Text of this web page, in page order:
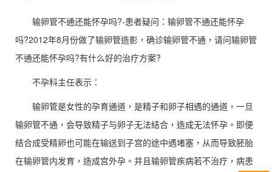
输卵管不通还能怀孕吗?-患者疑问：输卵管不通还能怀孕
吗?2012年8月份做了输卵管造影，确诊输卵管不通，请问输卵管
不通还能怀孕吗?有什么好的治疗方案?
不孕科主任表示：
输卵管是女性的孕育通道，是精子和卵子相遇的通道，一旦
输卵管不通，会导致精子与卵子无法结合，造成无法怀孕。即便
结合成受精卵也可能在输送到子宫的途中遇堵塞，从而导致胚胎
在输卵管内发育，造成宫外孕。并且输卵管疾病若不治疗，病患